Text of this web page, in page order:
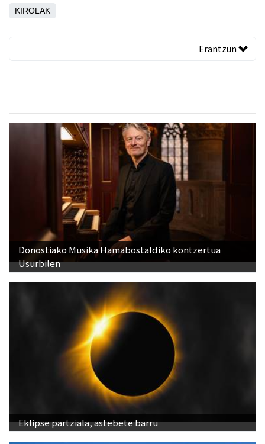
KIROLAK
Erantzun
Donostiako Musika Hamabostaldiko kontzertua
Usurbilen
Eklipse partziala, astebete barru